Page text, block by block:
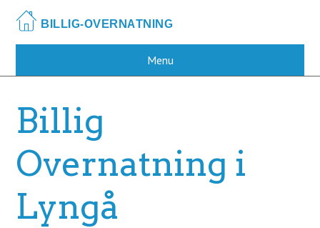
main
Menu
Billig
Overnatning i
Lyngå